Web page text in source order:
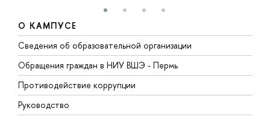
О КАМПУСЕ
Сведения об образовательной организации
Обращения граждан в НИУ ВШЭ - Пермь
Противодействие коррупции
Руководство